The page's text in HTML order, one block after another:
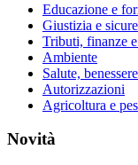
Educazione e
Giustizia e
Tributi, finanze
Ambiente
Salute,
Autorizzazioni
Agricoltura e
Novità